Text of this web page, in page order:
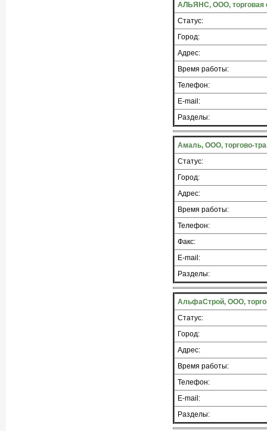
АЛЬЯНС, ООО, торговая
Статус:
Город:
Адрес:
Время работы:
Телефон:
E-mail:
Разделы:
Амаль, ООО, торгово-
Статус:
Город:
Адрес:
Время работы:
Телефон:
Факс:
E-mail:
Разделы:
АльфаСтрой, ООО,
Статус:
Город:
Адрес:
Время работы:
Телефон:
E-mail:
Разделы: